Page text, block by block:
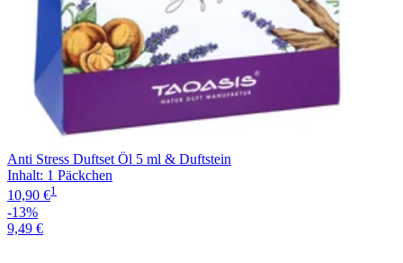
Anti Stress Duftset Öl 5 ml & Duftstein
Inhalt: 1 Päckchen
10,90 €1
-13%
9,49 €